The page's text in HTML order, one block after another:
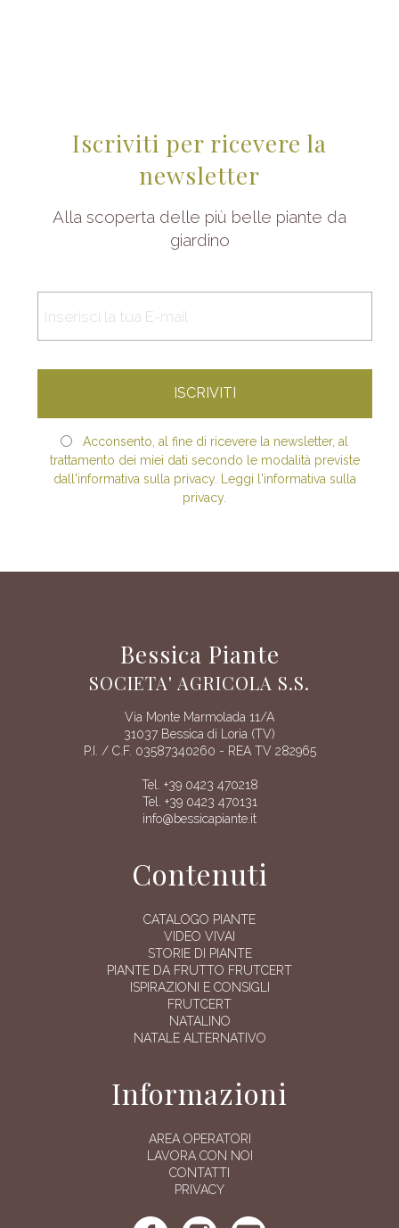
Iscriviti per ricevere la
newsletter
Alla scoperta delle più belle piante da
giardino
Acconsento, al fine di ricevere la newsletter, al
trattamento dei miei dati secondo le modalità previste
dall'informativa sulla privacy. Leggi l'informativa sulla
privacy.
Bessica Piante
SOCIETA' AGRICOLA S.S.
Via Monte Marmolada 11/A
31037 Bessica di Loria (TV)
P.I. / C.F. 03587340260 - REA TV 282965
Tel. +39 0423 470218
Tel. +39 0423 470131
info@bessicapiante.it
Contenuti
CATALOGO PIANTE
VIDEO VIVAI
STORIE DI PIANTE
PIANTE DA FRUTTO FRUTCERT
ISPIRAZIONI E CONSIGLI
FRUTCERT
NATALINO
NATALE ALTERNATIVO
Informazioni
AREA OPERATORI
LAVORA CON NOI
CONTATTI
PRIVACY